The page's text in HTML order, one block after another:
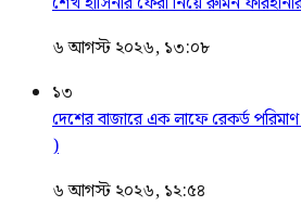
৬ আগস্ট ২০২৬, ১৩:০৮
১৩
দেশের বাজারে এক লাফে রেকর্ড
)
৬ আগস্ট ২০২৬, ১২:৫৪